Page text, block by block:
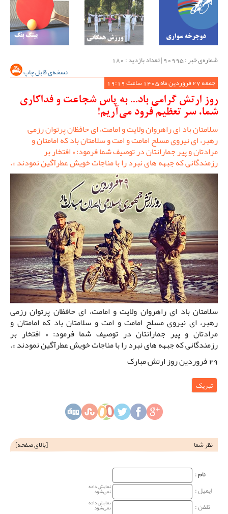
شماره‌ی خبر : ‌90995 | تعداد بازدید : 180
نسخه‌ی قابل چاپ
جمعه 27 فروردین ماه 1405 ساعت 19:19
روز ارتش گرامی باد... به پاس شجاعت و فداکاری
شما، سر تعظیم فرود می‌آریم!
سلامتان باد ای راهروان ولایت و امامت، ای حافظان پرتوان رزمی
رهبر، ای نیروی مسلح امامت و امت و سلامتان باد که امامتان و
مرادتان و پیر جمارانتان در توصیف شما فرمود: « افتخار بر
رزمندگانی که جبهه های نبرد را با مناجات خویش عطرآگین نمودند ».
سلامتان باد ای راهروان ولایت و امامت، ای حافظان پرتوان رزمی
رهبر، ای نیروی مسلح امامت و امت و سلامتان باد که امامتان و
مرادتان و پیر جمارانتان در توصیف شما فرمود: « افتخار بر
رزمندگانی که جبهه های نبرد را با مناجات خویش عطرآگین نمودند ».
29 فروردین روز ارتش مبارک
تبریک
نظر شما [بالای صفحه]
نام‌ :
ایمیل :
نمایش داده
نمی‌شود
تلفن : نمایش داده
نمی‌شود